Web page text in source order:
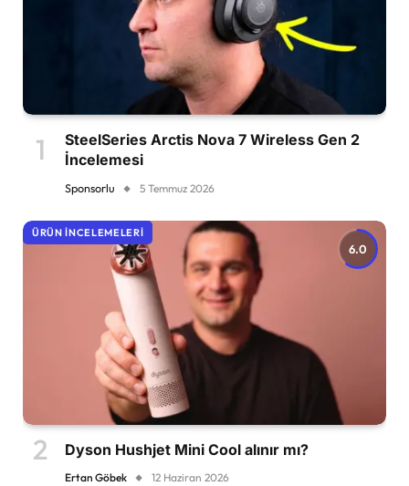
SteelSeries Arctis Nova 7 Wireless Gen 2
İncelemesi
Sponsorlu 5 Temmuz 2026
6.0
ÜRÜN İNCELEMELERI
Dyson Hushjet Mini Cool alınır mı?
Ertan Göbek 12 Haziran 2026